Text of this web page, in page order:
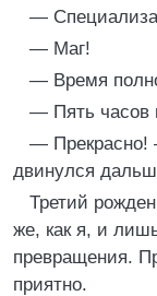
—
— Маг!
— Время
— Пять часов
— Прекрасно!
двинулся
Третий
же, как я, и
превращения.
приятно.